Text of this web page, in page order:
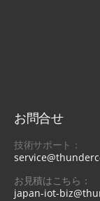
お問合せ
技術サポート：
お見積はこちら：
japan-iot-